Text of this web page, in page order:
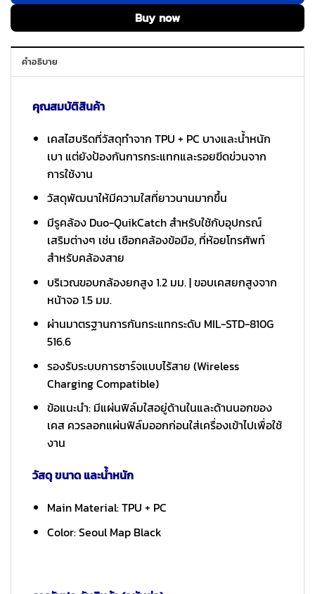
Buy now
คำอธิบาย
คุณสมบัติสินค้า
เคสไฮบริดที่วัสดุทำจาก TPU + PC บางและน้ำหนัก
เบา แต่ยังป้องกันการกระแทกและรอยขีดข่วนจาก
การใช้งาน
วัสดุพัฒนาให้มีความใสที่ยาวนานมากขึ้น
มีรูคล้อง Duo-QuikCatch สำหรับใช้กับอุปกรณ์
เสริมต่างๆ เช่น เชือกคล้องข้อมือ, ที่ห้อยโทรศัพท์
สำหรับคล้องสาย
บริเวณขอบกล้องยกสูง 1.2 มม. | ขอบเคสยกสูงจาก
หน้าจอ 1.5 มม.
ผ่านมาตรฐานการกันกระแทกระดับ MIL-STD-810G
516.6
รองรับระบบการชาร์จแบบไร้สาย (Wireless
Charging Compatible)
ข้อแนะนำ: มีแผ่นฟิล์มใสอยู่ด้านในและด้านนอกของ
เคส ควรลอกแผ่นฟิล์มออกก่อนใส่เครื่องเข้าไปเพื่อใช้
งาน
วัสดุ ขนาด และน้ำหนัก
Main Material: TPU + PC
Color: Seoul Map Black